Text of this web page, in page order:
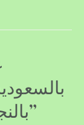
بالنجاح الكبير لـ”قمة الرياض”